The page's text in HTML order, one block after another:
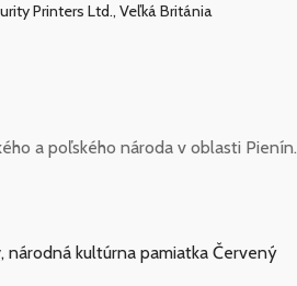
Printers Ltd., Veľká Británia
a poľského národa v oblasti Pienín.
kultúrna pamiatka Červený